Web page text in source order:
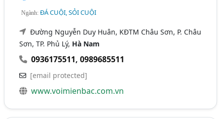
Ngành:ĐÁ CUỘI, SỎI CUỘI
Đường Nguyễn Duy Huân, KĐTM Châu Sơn, P. Châu
Sơn, TP. Phủ Lý, Hà Nam
0936175511,0989685511
[email protected]
www.voimienbac.com.vn